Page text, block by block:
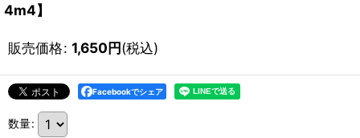
4m4】
販売価格: 1,650円(税込)
Facebookでシェア
数量: